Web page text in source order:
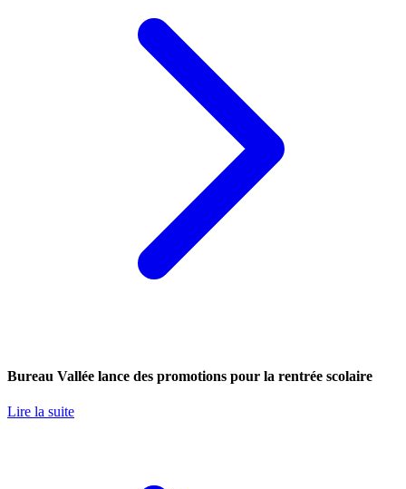
Bureau Vallée lance des promotions pour la rentrée scolaire
Lire la suite